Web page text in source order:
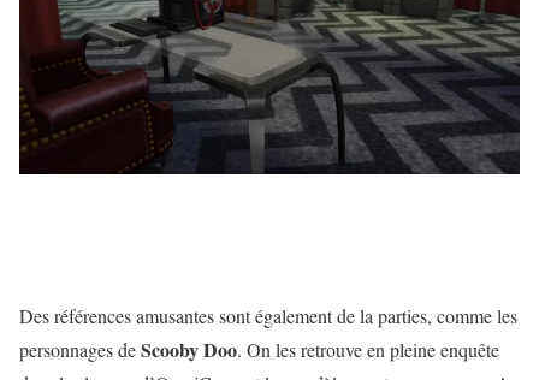
Des références amusantes sont également de la parties, comme les
personnages deScooby Doo. On les retrouve en pleine enquête